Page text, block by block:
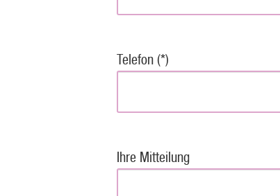
Telefon (*)
Ihre Mitteilung